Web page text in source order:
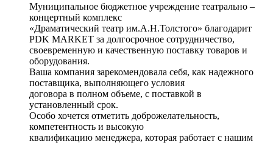
Муниципальное бюджетное учреждение театрально –
концертный комплекс
«Драматический театр им.А.Н.Толстого» благодарит
PDK MARKET за долгосрочное сотрудничество,
своевременную и качественную поставку товаров и
оборудования.
Ваша компания зарекомендовала себя, как надежного
поставщика, выполняющего условия
договора в полном объеме, с поставкой в
установленный срок.
Особо хочется отметить доброжелательность,
компетентность и высокую
квалификацию менеджера, которая работает с нашим